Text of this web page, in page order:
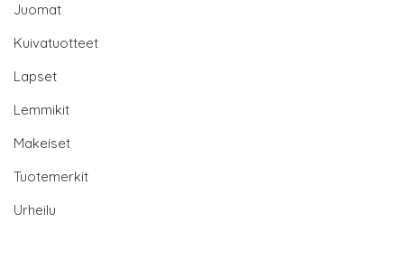
Juomat
Kuivatuotteet
Lapset
Lemmikit
Makeiset
Tuotemerkit
Urheilu